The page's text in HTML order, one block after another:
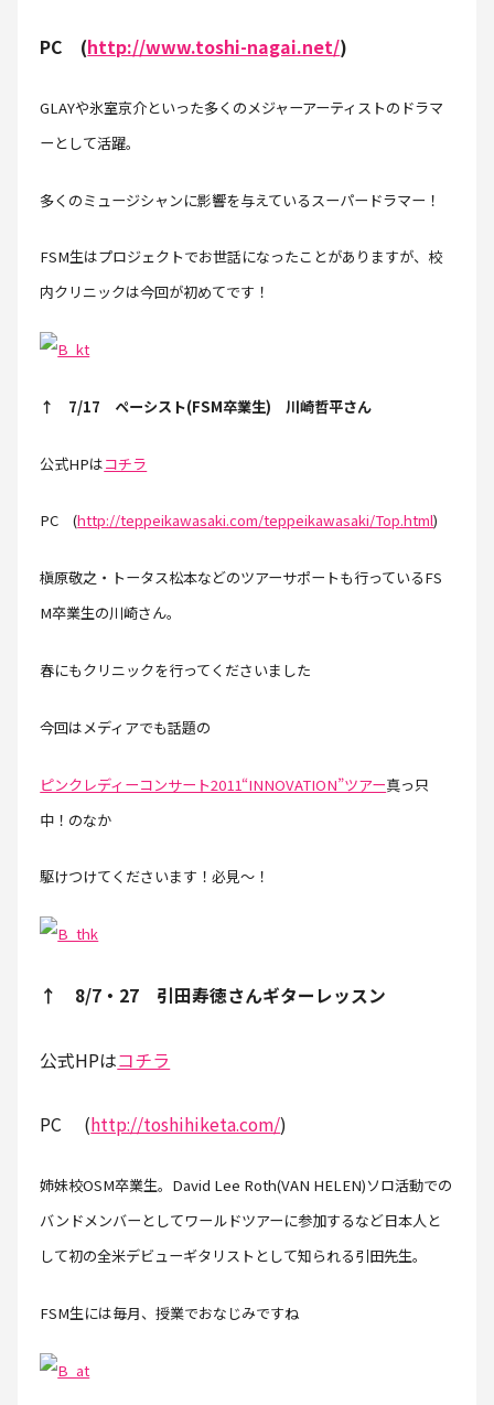
PC (http://www.toshi-nagai.net/)
GLAYや氷室京介といった多くのメジャーアーティストのドラマ
ーとして活躍。
多くのミュージシャンに影響を与えているスーパードラマー！
FSM生はプロジェクトでお世話になったことがありますが、校
内クリニックは今回が初めてです！
↑ 7/17 ペーシスト(FSM卒業生) 川崎哲平さん
公式HPはコチラ
PC (http://teppeikawasaki.com/teppeikawasaki/Top.html)
槇原敬之・トータス松本などのツアーサポートも行っているFS
M卒業生の川崎さん。
春にもクリニックを行ってくださいました
今回はメディアでも話題の
ピンクレディーコンサート2011“INNOVATION”ツアー真っ只
中！のなか
駆けつけてくださいます！必見～！
↑ 8/7・27 引田寿徳さんギターレッスン
公式HPはコチラ
PC (http://toshihiketa.com/)
姉妹校OSM卒業生。David Lee Roth(VAN HELEN)ソロ活動での
バンドメンバーとしてワールドツアーに参加するなど日本人と
して初の全米デビューギタリストとして知られる引田先生。
FSM生には毎月、授業でおなじみですね